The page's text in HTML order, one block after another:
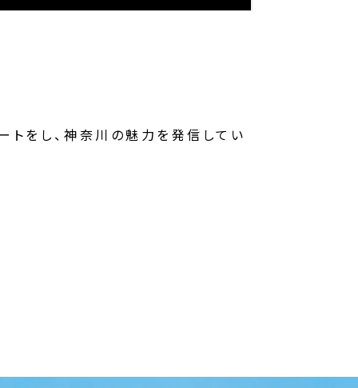
トをし、神奈川の魅力を発信してい